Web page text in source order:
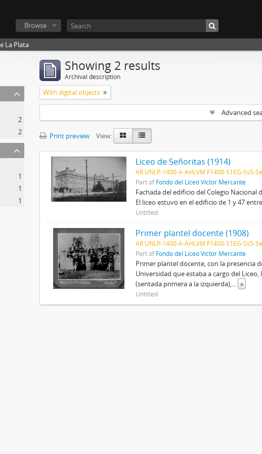
Browse
La Plata
2
2
1
1
1
Showing 2 results
Archival description
With digital objects
Advanced
Print preview View:
Liceo de Señoritas (1914)
AR UNLP-1400-A-AHLVM F1400-S1EG-Ss5-
Part ofFondo del Liceo Víctor Mercante
Fachada del edificio del Colegio Nacional
El liceo estuvo en el edificio de 1 y 47
Untitled
Primer plantel docente (1908)
AR UNLP-1400-A-AHLVM F1400-S1EG-Ss5-
Part ofFondo del Liceo Víctor Mercante
Primer plantel docente, con la presencia
Universidad que estaba a cargo del
(sentada primera a la izquierda),... »
Untitled